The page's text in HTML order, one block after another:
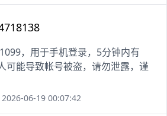
，用于手机登录，5分钟内有
可能导致帐号被盗，请勿泄露，谨
06-19 00:07:42